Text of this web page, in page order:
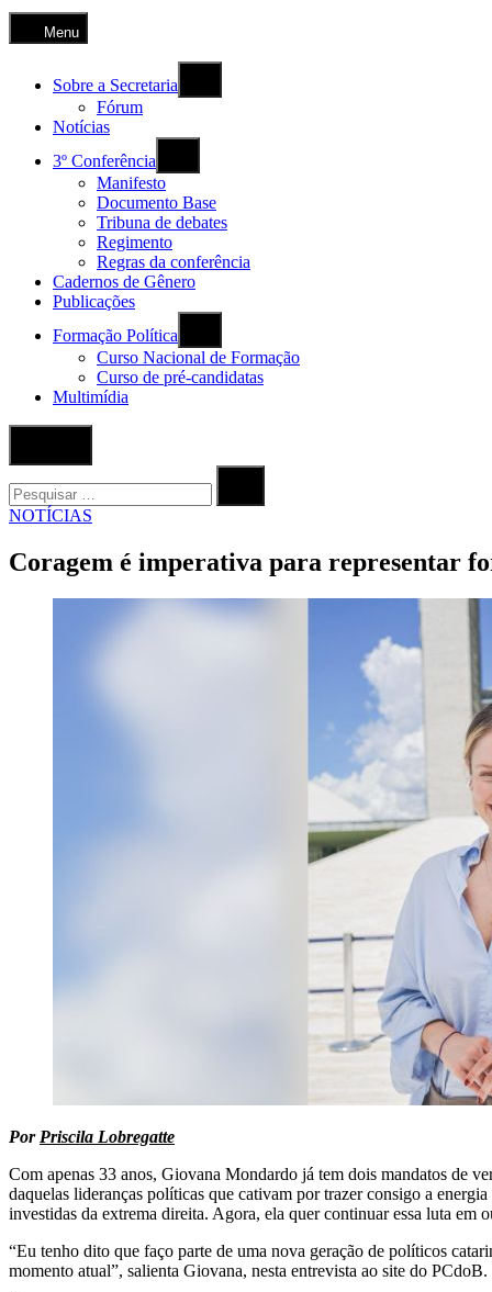
Menu
Sobre a Secretaria
Fórum
Notícias
3º Conferência
Manifesto
Documento Base
Tribuna de debates
Regimento
Regras da conferência
Cadernos de Gênero
Publicações
Formação Política
Curso Nacional de Formação
Curso de pré-candidatas
Multimídia
por:
Procurar
POSTADO
NOTÍCIAS
Coragem é imperativa para representar
PorPriscila Lobregatte
Com apenas 33 anos, Giovana Mondardo já tem dois mandatos de
daquelas lideranças políticas que cativam por trazer consigo a
investidas da extrema direita. Agora, ela quer continuar essa luta em
“Eu tenho dito que faço parte de uma nova geração de políticos
momento atual”, salienta Giovana, nesta entrevista ao site do PCdoB.